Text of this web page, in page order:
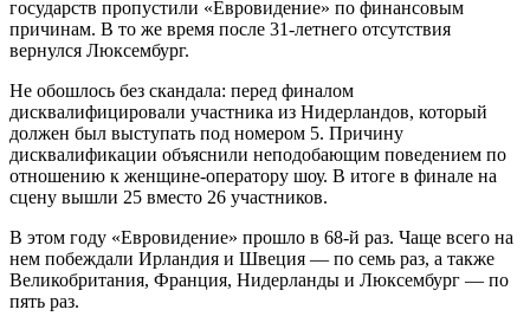
государств пропустили «Евровидение» по финансовым
причинам. В то же время после 31-летнего отсутствия
вернулся Люксембург.
Не обошлось без скандала: перед финалом
дисквалифицировали участника из Нидерландов, который
должен был выступать под номером 5. Причину
дисквалификации объяснили неподобающим поведением по
отношению к женщине-оператору шоу. В итоге в финале на
сцену вышли 25 вместо 26 участников.
В этом году «Евровидение» прошло в 68-й раз. Чаще всего на
нем побеждали Ирландия и Швеция — по семь раз, а также
Великобритания, Франция, Нидерланды и Люксембург — по
пять раз.